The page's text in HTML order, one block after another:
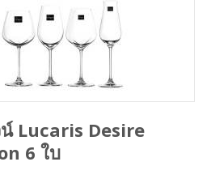
Lucaris Desire
6 ใบ